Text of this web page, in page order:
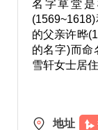
名字草堂
的父亲许晔
的名字)而命
雪轩女士居
地址